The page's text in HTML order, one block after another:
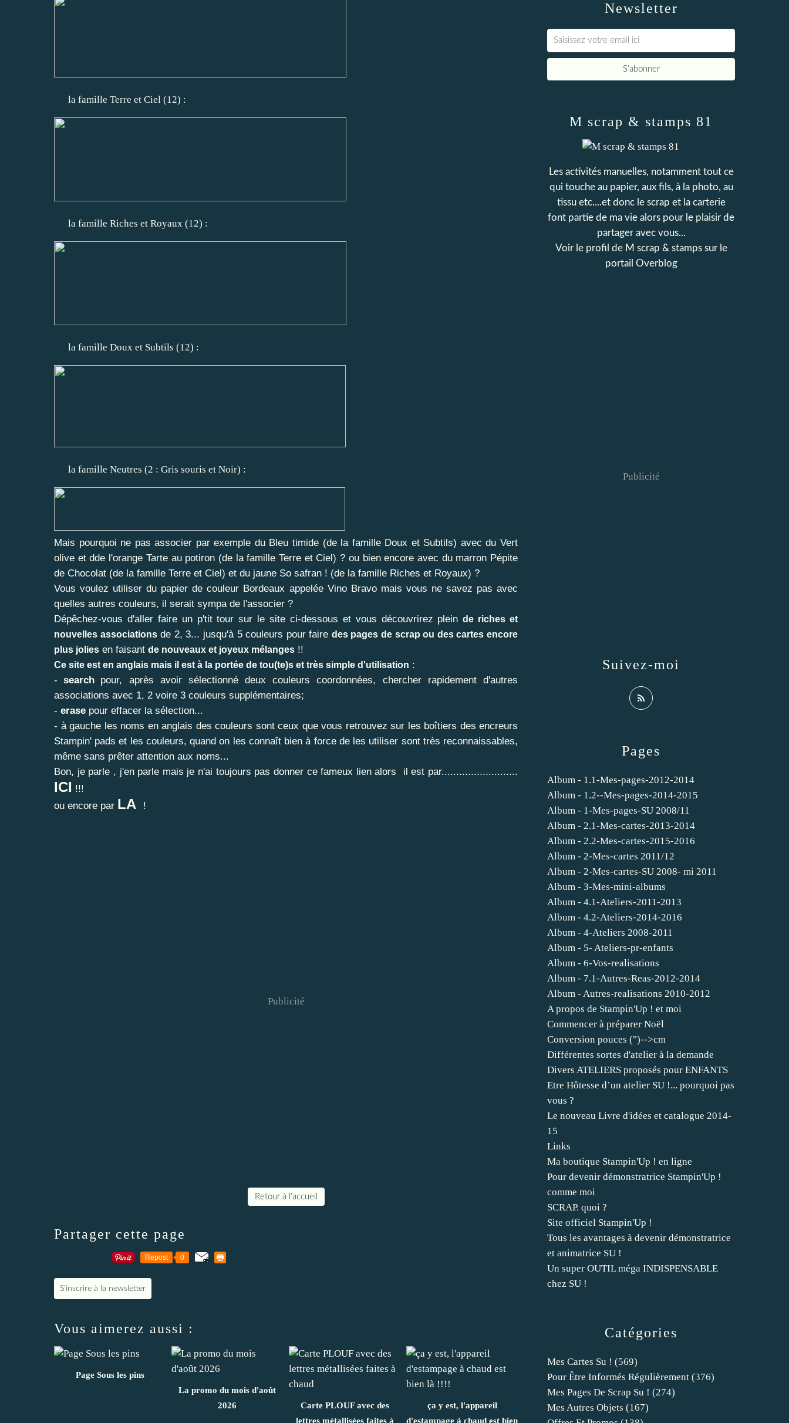
la famille Terre et Ciel (12) :
la famille Riches et Royaux (12) :
la famille Doux et Subtils (12) :
la famille Neutres (2 : Gris souris et Noir) :
Mais pourquoi ne pas associer par exemple du Bleu timide (de la famille Doux et Subtils) avec du Vert
olive et dde l'orange Tarte au potiron (de la famille Terre et Ciel) ? ou bien encore avec du marron Pépite
de Chocolat (de la famille Terre et Ciel) et du jaune So safran ! (de la famille Riches et Royaux) ?
Vous voulez utiliser du papier de couleur Bordeaux appelée Vino Bravo mais vous ne savez pas avec
quelles autres couleurs, il serait sympa de l'associer ?
Dépêchez-vous d'aller faire un p'tit tour sur le site ci-dessous et vous découvrirez pleinde riches et
nouvelles associationsde 2, 3... jusqu'à 5 couleurs pour faire des pages de scrap ou des cartes encore
plus jolies en faisant de nouveaux et joyeux mélanges !!
Ce site est en anglais mais il est à la portée de tou(te)s et très simple d'utilisation :
- search pour, après avoir sélectionné deux couleurs coordonnées, chercher rapidement d'autres
associations avec 1, 2 voire 3 couleurs supplémentaires;
- erase pour effacer la sélection...
- à gauche les noms en anglais des couleurs sont ceux que vous retrouvez sur les boîtiers des encreurs
Stampin' pads et les couleurs, quand on les connaît bien à force de les utiliser sont très reconnaissables,
même sans prêter attention aux noms...
Bon, je parle , j'en parle mais je n'ai toujours pas donner ce fameux lien alors il est par..........................
ICI !!!
ou encore par LA !
Publicité
Retour à l'accueil
Partager cette page
Repost 0
S'inscrire à la newsletter
Vous aimerez aussi :
Page Sous les pins
La promo du mois d'août
2026
Carte PLOUF avec des
lettres métallisées faites à
ça y est, l'appareil
d'estampage à chaud est bien
Newsletter
Catégories
Mes Cartes Su ! (569)
Pour Être Informés Régulièrement (376)
Mes Pages De Scrap Su ! (274)
Mes Autres Objets (167)
Pages
Album - 1.1-Mes-pages-2012-2014
Album - 1.2--Mes-pages-2014-2015
Album - 1-Mes-pages-SU 2008/11
Album - 2.1-Mes-cartes-2013-2014
Album - 2.2-Mes-cartes-2015-2016
Album - 2-Mes-cartes 2011/12
Album - 2-Mes-cartes-SU 2008- mi 2011
Album - 3-Mes-mini-albums
Album - 4.1-Ateliers-2011-2013
Album - 4.2-Ateliers-2014-2016
Album - 4-Ateliers 2008-2011
Album - 5- Ateliers-pr-enfants
Album - 6-Vos-realisations
Album - 7.1-Autres-Reas-2012-2014
Album - Autres-realisations 2010-2012
A propos de Stampin'Up ! et moi
Commencer à préparer Noël
Conversion pouces (")-->cm
Différentes sortes d'atelier à la demande
Divers ATELIERS proposés pour ENFANTS
Etre Hôtesse d’un atelier SU !... pourquoi pas
vous ?
Le nouveau Livre d'idées et catalogue 2014-
15
Links
Ma boutique Stampin'Up ! en ligne
Pour devenir démonstratrice Stampin'Up !
comme moi
SCRAP. quoi ?
Site officiel Stampin'Up !
Tous les avantages à devenir démonstratrice
et animatrice SU !
Un super OUTIL méga INDISPENSABLE
chez SU !
M scrap & stamps 81
Les activités manuelles, notamment tout ce
qui touche au papier, aux fils, à la photo, au
tissu etc....et donc le scrap et la carterie
font partie de ma vie alors pour le plaisir de
partager avec vous...
Voir le profil de M scrap & stampssur le
portail Overblog
Suivez-moi
Publicité